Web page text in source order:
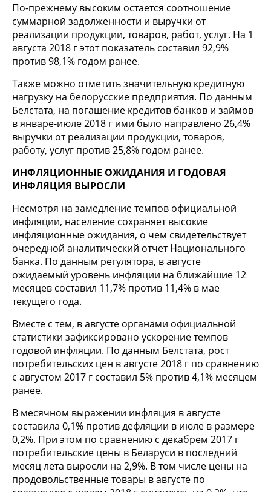
По-прежнему высоким остается соотношение
суммарной задолженности и выручки от
реализации продукции, товаров, работ, услуг. На 1
августа 2018 г этот показатель составил 92,9%
против 98,1% годом ранее.
Также можно отметить значительную кредитную
нагрузку на белорусские предприятия. По данным
Белстата, на погашение кредитов банков и займов
в январе-июле 2018 г ими было направлено 26,4%
выручки от реализации продукции, товаров,
работу, услуг против 25,8% годом ранее.
ИНФЛЯЦИОННЫЕ ОЖИДАНИЯ И ГОДОВАЯ
ИНФЛЯЦИЯ ВЫРОСЛИ
Несмотря на замедление темпов официальной
инфляции, население сохраняет высокие
инфляционные ожидания, о чем свидетельствует
очередной аналитический отчет Национального
банка. По данным регулятора, в августе
ожидаемый уровень инфляции на ближайшие 12
месяцев составил 11,7% против 11,4% в мае
текущего года.
Вместе с тем, в августе органами официальной
статистики зафиксировано ускорение темпов
годовой инфляции. По данным Белстата, рост
потребительских цен в августе 2018 г по сравнению
с августом 2017 г составил 5% против 4,1% месяцем
ранее.
В месячном выражении инфляция в августе
составила 0,1% против дефляции в июле в размере
0,2%. При этом по сравнению с декабрем 2017 г
потребительские цены в Беларуси в последний
месяц лета выросли на 2,9%. В том числе цены на
продовольственные товары в августе по